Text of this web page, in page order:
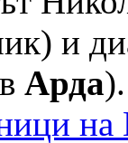
и
Арда).
на